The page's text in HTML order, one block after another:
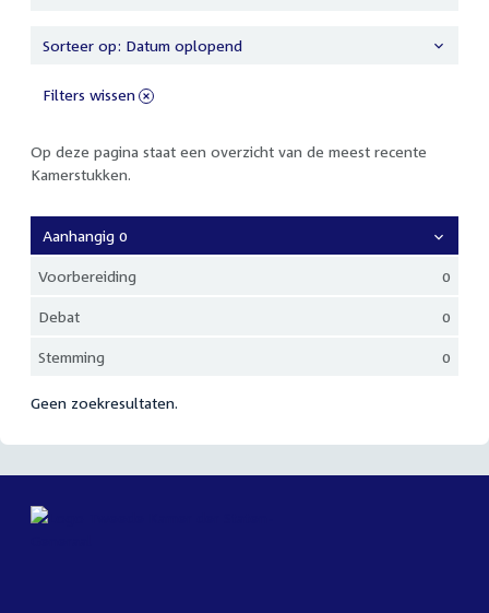
Op deze pagina staat een overzicht van de meest recente
Kamerstukken.
Aanhangig 0
Voorbereiding 0
Debat 0
Stemming 0
Geen zoekresultaten.
Sorteer op: Datum oplopend
Filters wissen